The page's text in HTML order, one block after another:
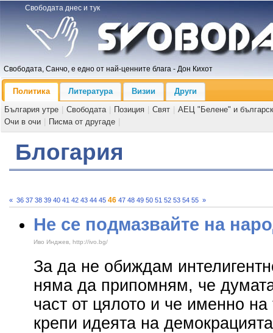
Свободата днес и тук
Свободата, Санчо, е едно от най-ценните блага - Дон Кихот
Политика Литература Визии
Други
България утре
Свободата Позиция Свят
АЕЦ "Белене" и
Очи в очи
Писма от другаде
Блогария
« 36 37 38 39 40 41 42 43 44 45 46 47 48 49 50 51 52 53 54 55 »
Не се подмазвайте на
Иво Инджев, http://ivo.bg/
За да не обиждам
няма да припомням, че думата
част от цялото и че именно
крепи идеята на